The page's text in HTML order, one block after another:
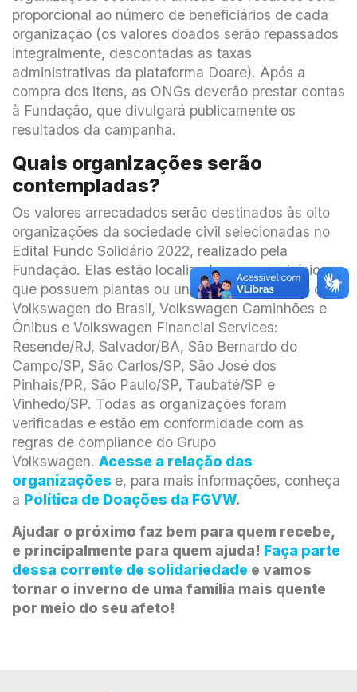
proporcional ao número de beneficiários de cada
organização (os valores doados serão repassados
integralmente, descontadas as taxas
administrativas da plataforma Doare). Após a
compra dos itens, as ONGs deverão prestar contas
à Fundação, que divulgará publicamente os
resultados da campanha.
Quais organizações serão
contempladas?
Os valores arrecadados serão destinados às oito
organizações da sociedade civil selecionadas no
Edital Fundo Solidário 2022, realizado pela
Fundação. Elas estão localizadas nos municípios
que possuem plantas ou unidades de negócio da
Volkswagen do Brasil, Volkswagen Caminhões e
Ônibus e Volkswagen Financial Services:
Resende/RJ, Salvador/BA, São Bernardo do
Campo/SP, São Carlos/SP, São José dos
Pinhais/PR, São Paulo/SP, Taubaté/SP e
Vinhedo/SP. Todas as organizações foram
verificadas e estão em conformidade com as
regras de compliance do Grupo
Volkswagen. Acesse a relação das
organizações e, para mais informações, conheça
a Política de Doações da FGVW.
Ajudar o próximo faz bem para quem recebe,
e principalmente para quem ajuda! Faça parte
dessa corrente de solidariedade e vamos
tornar o inverno de uma família mais quente
por meio do seu afeto!